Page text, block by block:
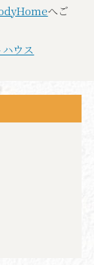
へご
ウス